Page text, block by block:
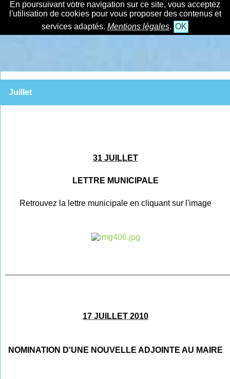
En poursuivant votre navigation sur ce site, vous acceptez
l'utilisation de cookies pour vous proposer des contenus et
services adaptés. Mentions légales. OK
Juillet
31 JUILLET
LETTRE MUNICIPALE
Retrouvez la lettre municipale en cliquant sur l'image
17 JUILLET 2010
NOMINATION D'UNE NOUVELLE ADJOINTE AU MAIRE